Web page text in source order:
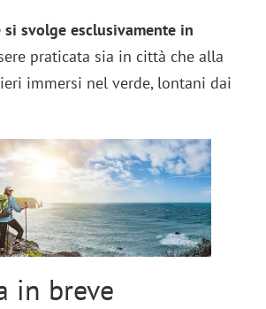
si svolge esclusivamente in
praticata sia in città che alla
immersi nel verde, lontani dai
in breve